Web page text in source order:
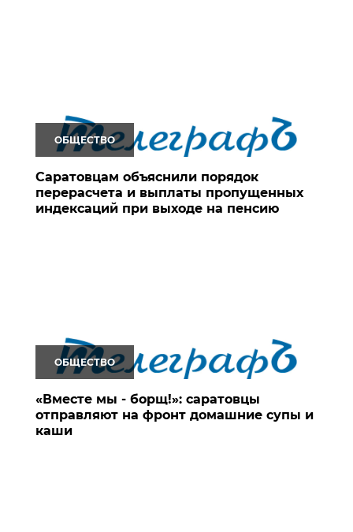
ОБЩЕСТВО
Саратовцам объяснили порядок
перерасчета и выплаты пропущенных
индексаций при выходе на пенсию
ОБЩЕСТВО
«Вместе мы - борщ!»: саратовцы
отправляют на фронт домашние супы и
каши